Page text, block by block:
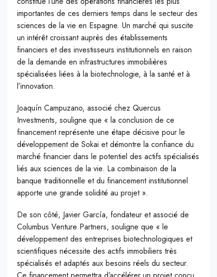
importantes de ces derniers temps dans le secteur des
sciences de la vie en Espagne. Un marché qui suscite
un intérêt croissant auprès des établissements
financiers et des investisseurs institutionnels en raison
de la demande en infrastructures immobilières
spécialisées liées à la biotechnologie, à la santé et à
l’innovation.
Joaquín Campuzano, associé chez Quercus
Investments, souligne que « la conclusion de ce
financement représente une étape décisive pour le
développement de Sokai et démontre la confiance du
marché financier dans le potentiel des actifs spécialisés
liés aux sciences de la vie. La combinaison de la
banque traditionnelle et du financement institutionnel
apporte une grande solidité au projet ».
De son côté, Javier García, fondateur et associé de
Columbus Venture Partners, souligne que « le
développement des entreprises biotechnologiques et
scientifiques nécessite des actifs immobiliers très
spécialisés et adaptés aux besoins réels du secteur.